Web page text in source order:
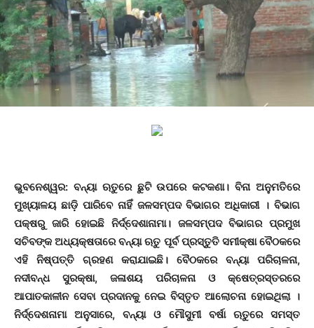
ଭୁବନେଶ୍ୱର: ବନ୍ୟା ଋତୁରେ ଛୁଟି ଉପରେ କଟକଣା। ବିନା ଅନୁମତିରେ
ମୁଖ୍ୟାଳୟ ଛାଡ଼ି ପାରିବେ ନାହିଁ ଜଳସମ୍ପଦ ବିଭାଗର ଅଧିକାରୀ । ବିଭାଗ
ପକ୍ଷରୁ ଜାରି ହୋଇଛି ନିର୍ଦ୍ଦେଶାନାମା। ଜଳସମ୍ପଦ ବିଭାଗର ପ୍ରମୁଖ
ସଚିବଙ୍କ ଅଧ୍ୟକ୍ଷତାରେ ବନ୍ୟା ଋତୁ ପୂର୍ବ ପ୍ରସ୍ତୁତି ସମୀକ୍ଷା ବୈଠକରେ
ଏହି ନିଷ୍ପତ୍ତି ଗ୍ରହଣ କରାଯାଇଛି। ବୈଠକରେ ବନ୍ୟା ପରିଚାଳନା,
ନଦୀବନ୍ଧ ସୁରକ୍ଷା, ଜଳାଶୟ ପରିଚାଳନା ଓ କ୍ଷେତ୍ରସ୍ତରରେ
ଆପାତକାଳୀନ ସେବା ପ୍ରଦାନକୁ ନେଇ ବିସ୍ତୃତ ଆଲୋଚନା ହୋଇଥିଲା ।
ନିର୍ଦ୍ଦେଶନାମା ଅନୁସାରେ, ବନ୍ୟା ଓ ମୌସୁମୀ ବର୍ଷା ଋତୁରେ ସମସ୍ତ